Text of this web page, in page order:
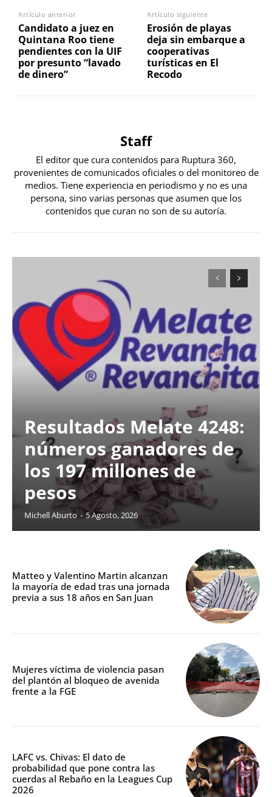
Artículo anterior
Candidato a juez en
Quintana Roo tiene
pendientes con la UIF
por presunto “lavado
de dinero”
Artículo siguiente
Erosión de playas
deja sin embarque a
cooperativas
turísticas en El
Recodo
Staff
El editor que cura contenidos para Ruptura 360,
provenientes de comunicados oficiales o del monitoreo de
medios. Tiene experiencia en periodismo y no es una
persona, sino varias personas que asumen que los
contenidos que curan no son de su autoría.
Resultados Melate 4248:
números ganadores de
los 197 millones de
pesos
Michell Aburto - 5 Agosto, 2026
Matteo y Valentino Martin alcanzan
la mayoría de edad tras una jornada
previa a sus 18 años en San Juan
Mujeres víctima de violencia pasan
del plantón al bloqueo de avenida
frente a la FGE
LAFC vs. Chivas: El dato de
probabilidad que pone contra las
cuerdas al Rebaño en la Leagues Cup
2026